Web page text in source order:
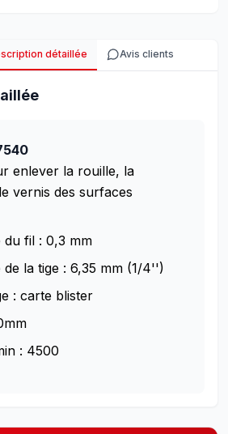
détaillée Avis clients
enlever la rouille, la
vernis des surfaces
du fil : 0,3 mm
de la tige : 6,35 mm (1/4'')
: carte blister
: 4500